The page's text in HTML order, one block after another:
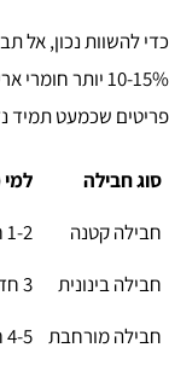
כדי להשוות נכון, אל
10-15% יותר
פריטים שכמעט תמיד
סוג חבילה
חבילה קטנה
1-2 חדרים
חבילה בינונית
3 חדרים
חבילה מורחבת
4-5 חדרים